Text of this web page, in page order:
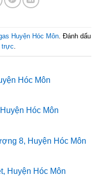
Huyện Hóc Môn . Đánh dấu
trực
Hóc Môn
Hóc Môn
8, Huyện Hóc Môn
Huyện Hóc Môn